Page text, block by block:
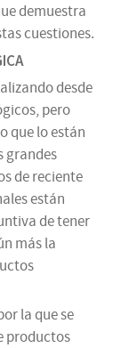
demuestra
cuestiones.
desde
pero
que lo están
grandes
de reciente
están
de tener
más la
la que se
productos